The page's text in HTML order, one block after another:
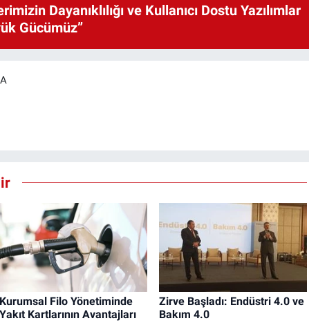
Dayanıklılığı ve Kullanıcı Dostu Yazılımlar
Gücümüz”
Kurumsal Filo Yönetiminde
Yakıt Kartlarının Avantajları
Zirve Başladı: Endüstri 4.0 ve
Bakım 4.0